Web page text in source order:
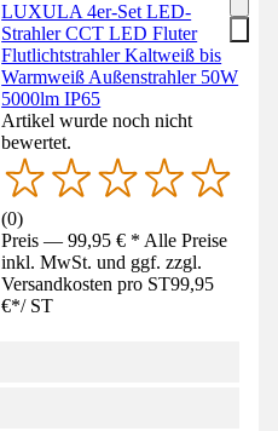
LUXULA 4er-Set LED-
Strahler CCT LED Fluter
Flutlichtstrahler Kaltweiß bis
Warmweiß Außenstrahler 50W
5000lm IP65
Artikel wurde noch nicht
bewertet.
(0)
Preis — 99,95 € * Alle Preise
inkl. MwSt. und ggf. zzgl.
Versandkosten pro ST99,95
€*/ ST